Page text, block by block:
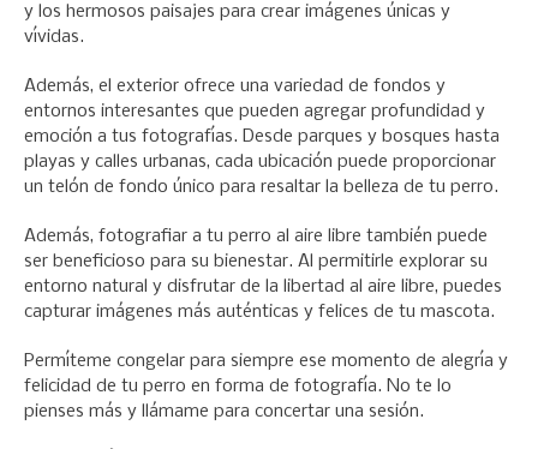
y los hermosos paisajes para crear imágenes únicas y
vívidas.
Además, el exterior ofrece una variedad de fondos y
entornos interesantes que pueden agregar profundidad y
emoción a tus fotografías. Desde parques y bosques hasta
playas y calles urbanas, cada ubicación puede proporcionar
un telón de fondo único para resaltar la belleza de tu perro.
Además, fotografiar a tu perro al aire libre también puede
ser beneficioso para su bienestar. Al permitirle explorar su
entorno natural y disfrutar de la libertad al aire libre, puedes
capturar imágenes más auténticas y felices de tu mascota.
Permíteme congelar para siempre ese momento de alegría y
felicidad de tu perro en forma de fotografía. No te lo
pienses más y llámame para concertar una sesión.